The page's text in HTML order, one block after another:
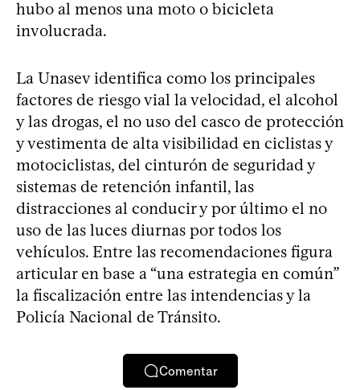
hubo al menos una moto o bicicleta
involucrada.
La Unasev identifica como los principales
factores de riesgo vial la velocidad, el alcohol
y las drogas, el no uso del casco de protección
y vestimenta de alta visibilidad en ciclistas y
motociclistas, del cinturón de seguridad y
sistemas de retención infantil, las
distracciones al conducir y por último el no
uso de las luces diurnas por todos los
vehículos. Entre las recomendaciones figura
articular en base a “una estrategia en común”
la fiscalización entre las intendencias y la
Policía Nacional de Tránsito.
Comentar